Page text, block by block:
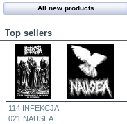
All new products
Top sellers
114 INFEKCJA
021 NAUSEA